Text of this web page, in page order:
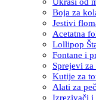
Boja za
Jestivi
Acetatna
Lollipop
Fontane i
Sprejevi za
Kutije za
Alati za
Izrezivači i